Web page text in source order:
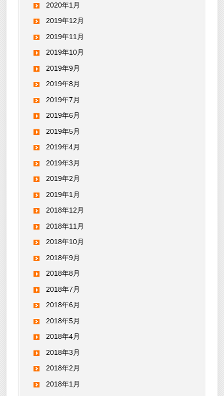
2020年1月
2019年12月
2019年11月
2019年10月
2019年9月
2019年8月
2019年7月
2019年6月
2019年5月
2019年4月
2019年3月
2019年2月
2019年1月
2018年12月
2018年11月
2018年10月
2018年9月
2018年8月
2018年7月
2018年6月
2018年5月
2018年4月
2018年3月
2018年2月
2018年1月